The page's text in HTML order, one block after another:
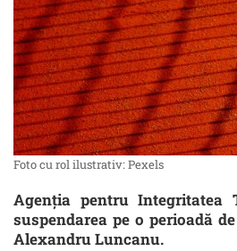
Foto cu rol ilustrativ: Pexels
Agenţia pentru Integritatea
suspendarea pe o perioadă
Alexandru Luncanu.